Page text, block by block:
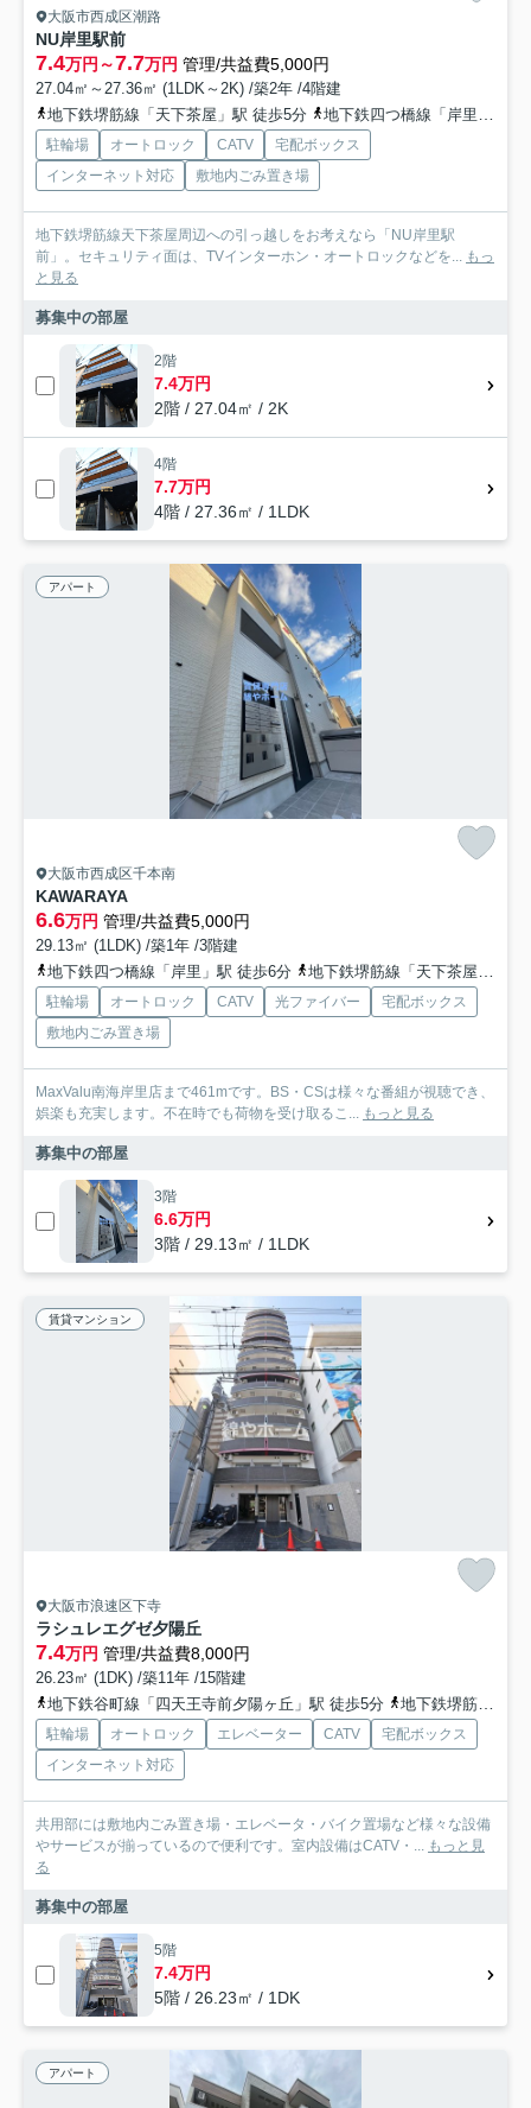
大阪市西成区潮路
NU岸里駅前
7.4万円～7.7万円 管理/共益費5,000円
27.04㎡～27.36㎡ (1LDK～2K) /築2年 /4階建
地下鉄堺筋線「天下茶屋」駅 徒歩5分
地下鉄四つ橋線「岸里」駅 徒歩5分
駐輪場 オートロック CATV
宅配ボックス
インターネット対応
敷地内ごみ置き場
地下鉄堺筋線天下茶屋周辺への引っ越しをお考えなら「NU岸里駅
前」。セキュリティ面は、TVインターホン・オートロックなどを... もっ
と見る
募集中の部屋
2階
7.4万円
2階 / 27.04㎡ / 2K
4階
7.7万円
4階 / 27.36㎡ / 1LDK
アパート
大阪市西成区千本南
KAWARAYA
6.6万円 管理/共益費5,000円
29.13㎡ (1LDK) /築1年 /3階建
地下鉄四つ橋線「岸里」駅 徒歩6分
地下鉄堺筋線「天下茶屋」駅 徒歩8分
駐輪場 オートロック CATV 光ファイバー
宅配ボックス
敷地内ごみ置き場
MaxValu南海岸里店まで461mです。BS・CSは様々な番組が視聴でき、
娯楽も充実します。不在時でも荷物を受け取るこ... もっと見る
募集中の部屋
3階
6.6万円
3階 / 29.13㎡ / 1LDK
賃貸マンション
大阪市浪速区下寺
ラシュレエグゼ夕陽丘
7.4万円 管理/共益費8,000円
26.23㎡ (1DK) /築11年 /15階建
地下鉄谷町線「四天王寺前夕陽ヶ丘」駅 徒歩5分
地下鉄堺筋線「恵美須町」駅 徒歩8分
駐輪場 オートロック エレベーター CATV
宅配ボックス
インターネット対応
共用部には敷地内ごみ置き場・エレベータ・バイク置場など様々な設備
やサービスが揃っているので便利です。室内設備はCATV・... もっと見
る
募集中の部屋
5階
7.4万円
5階 / 26.23㎡ / 1DK
アパート